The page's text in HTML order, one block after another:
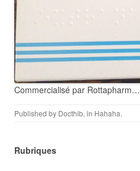
Commercialisé par Rottapharm…
Published by Docthib, in Hahaha.
Rubriques